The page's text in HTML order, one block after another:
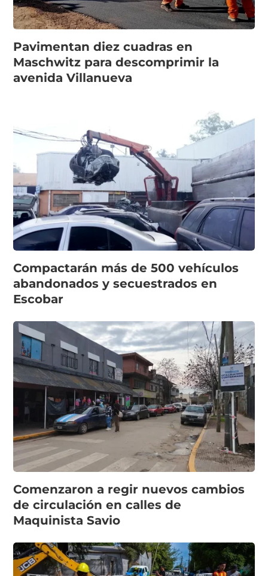
Pavimentan diez cuadras en
Maschwitz para descomprimir la
avenida Villanueva
Compactarán más de 500 vehículos
abandonados y secuestrados en
Escobar
Comenzaron a regir nuevos cambios
de circulación en calles de
Maquinista Savio